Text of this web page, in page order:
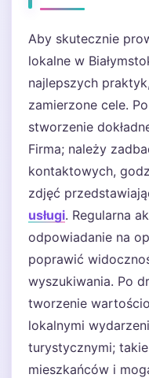
Aby skutecznie
lokalne w
najlepszych
zamierzone cele.
stworzenie
Firma; należy
kontaktowych,
zdjęć
usługi. Regularna
odpowiadanie na
poprawić
wyszukiwania. Po
tworzenie
lokalnymi
turystycznymi;
mieszkańców i